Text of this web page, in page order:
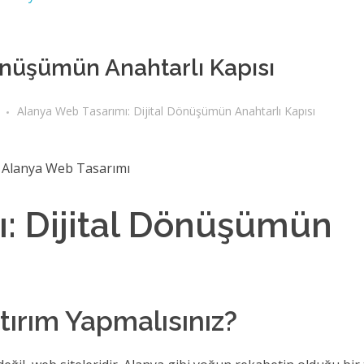
Anahtarlı Kapısı
Alanya Web Tasarımı: Dijital Dönüşümün Anahtarlı Kapısı
Dijital Dönüşümün
Yapmalısınız?